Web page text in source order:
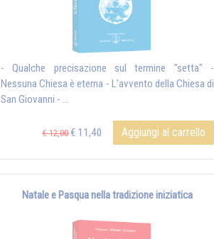
- Qualche precisazione sul termine "setta" -
Nessuna Chiesa è eterna - L'avvento della Chiesa di
San Giovanni - ...
€ 12,00 € 11,40 Aggiungi al carrello
Natale e Pasqua nella tradizione iniziatica